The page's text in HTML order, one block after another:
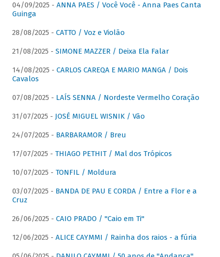
04/09/2025 - ANNA PAES / Você Você - Anna Paes Canta
Guinga
28/08/2025 - CATTO / Voz e Violão
21/08/2025 - SIMONE MAZZER / Deixa Ela Falar
14/08/2025 - CARLOS CAREQA E MARIO MANGA / Dois
Cavalos
07/08/2025 - LAÍS SENNA / Nordeste Vermelho Coração
31/07/2025 - JOSÉ MIGUEL WISNIK / Vão
24/07/2025 - BARBARAMOR / Breu
17/07/2025 - THIAGO PETHIT / Mal dos Trópicos
10/07/2025 - TONFIL / Moldura
03/07/2025 - BANDA DE PAU E CORDA / Entre a Flor e a
Cruz
26/06/2025 - CAIO PRADO / "Caio em Ti"
12/06/2025 - ALICE CAYMMI / Rainha dos raios - a fúria